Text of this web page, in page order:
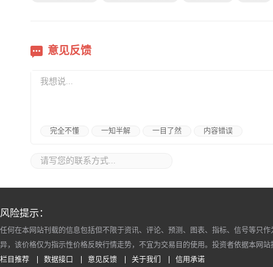
意见反馈
完全不懂 一知半解 一目了然 内容错误
风险提示：
任何在本网站刊载的信息包括但不限于资讯、评论、预测、图表、指标、信号等只
异，该价格仅为指示性价格反映行情走势，不宜为交易目的使用。投资者依据本网
栏目推荐
数据接口 意见反馈 关于我们 信用承诺